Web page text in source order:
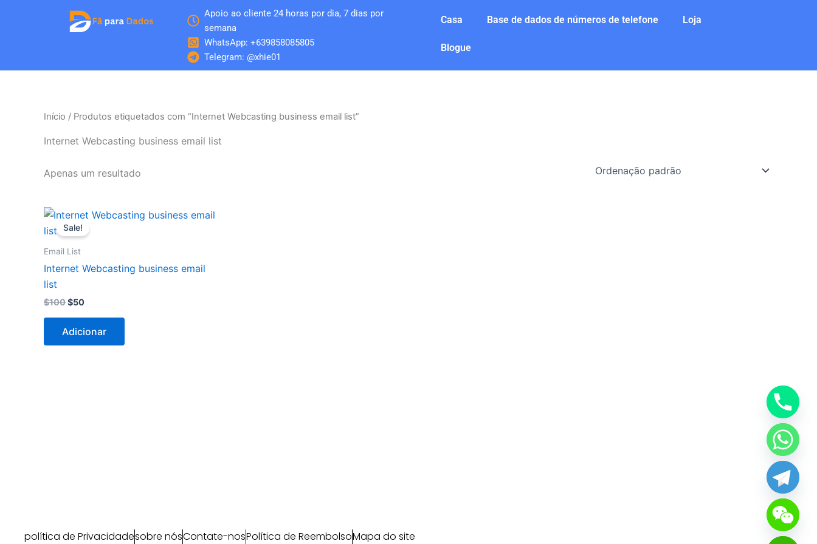
Apoio ao cliente 24 horas por dia, 7 dias por
semana
WhatsApp: +639858085805
Telegram: @xhie01
Casa Base de dados de números de telefone Loja
Blogue
Início / Produtos etiquetados com “Internet Webcasting business email list”
Internet Webcasting business email list
Apenas um resultado
Sale!
Email List
Internet Webcasting business email
list
$100
O
preço
original
$100.
$50
O
preço
atual
Adicionar
política de Privacidadesobre nósContate-nosPolítica de ReembolsoMapa do site